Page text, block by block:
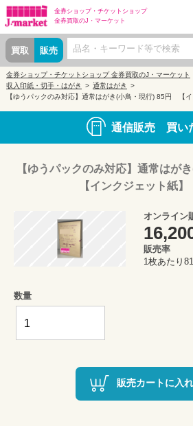
金券ショップ・ チケットショップ
金券買取のJ・マーケット
買取 販売
金券ショップ・チケットショップ 金券買取のJ・マーケット
収入印紙・切手・はがき
通常はがき
【ゆうパックのみ対応】通常はがき(小鳥・現行) 85円 【
通信販売 買い
【ゆうパックのみ対応】通常はが
【インクジェット紙
オンライン
販売率
1枚あたり
数量
販売カートに入